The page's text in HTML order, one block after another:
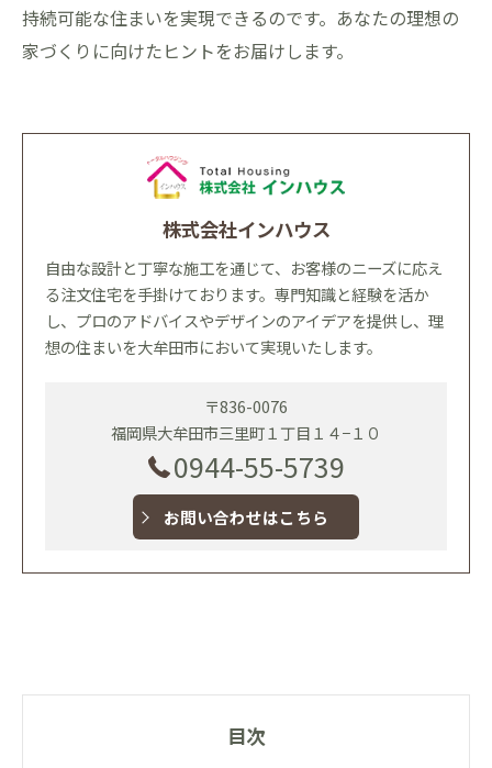
持続可能な住まいを実現できるのです。あなたの理想の
家づくりに向けたヒントをお届けします。
株式会社インハウス
自由な設計と丁寧な施工を通じて、お客様のニーズに応え
る注文住宅を手掛けております。専門知識と経験を活か
し、プロのアドバイスやデザインのアイデアを提供し、理
想の住まいを大牟田市において実現いたします。
〒836-0076
福岡県大牟田市三里町１丁目１４−１０
0944-55-5739
お問い合わせはこちら
目次